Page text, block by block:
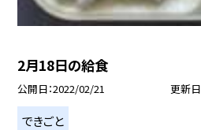
2月18日の給食
公開日 2022/02/21 更新日
できごと